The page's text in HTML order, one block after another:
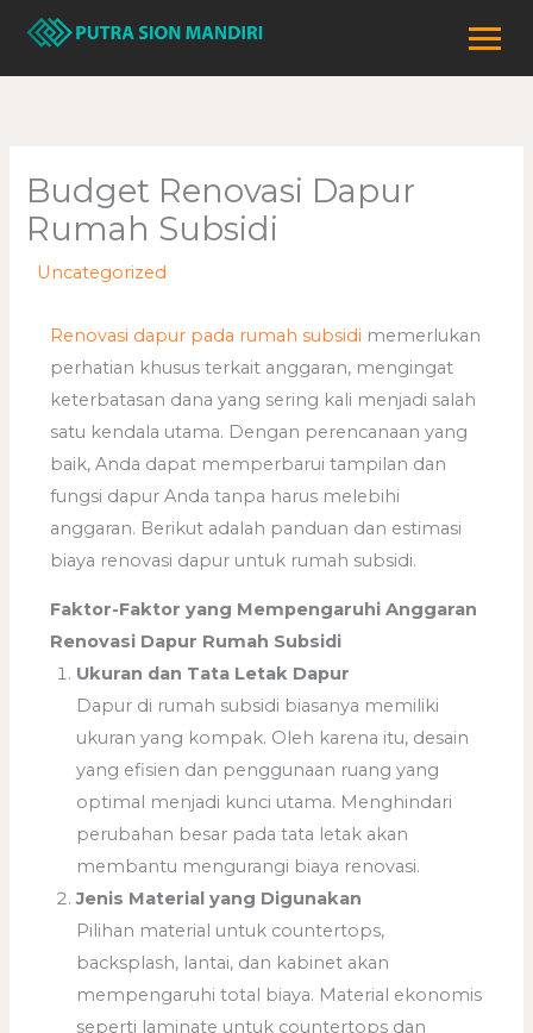
Lewati
konten
Budget Renovasi Dapur
Rumah Subsidi
Uncategorized
Renovasi dapur pada rumah subsidi memerlukan
perhatian khusus terkait anggaran, mengingat
keterbatasan dana yang sering kali menjadi salah
satu kendala utama. Dengan perencanaan yang
baik, Anda dapat memperbarui tampilan dan
fungsi dapur Anda tanpa harus melebihi
anggaran. Berikut adalah panduan dan estimasi
biaya renovasi dapur untuk rumah subsidi.
Faktor-Faktor yang Mempengaruhi Anggaran
Renovasi Dapur Rumah Subsidi
Ukuran dan Tata Letak Dapur
Dapur di rumah subsidi biasanya memiliki
ukuran yang kompak. Oleh karena itu, desain
yang efisien dan penggunaan ruang yang
optimal menjadi kunci utama. Menghindari
perubahan besar pada tata letak akan
membantu mengurangi biaya renovasi.
Jenis Material yang Digunakan
Pilihan material untuk countertops,
backsplash, lantai, dan kabinet akan
mempengaruhi total biaya. Material ekonomis
seperti laminate untuk countertops dan